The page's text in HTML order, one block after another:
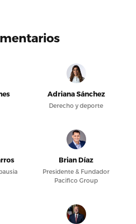
Adriana Sánchez
Derecho y deporte
Brian Díaz
Presidente & Fundador
Pacifico Group